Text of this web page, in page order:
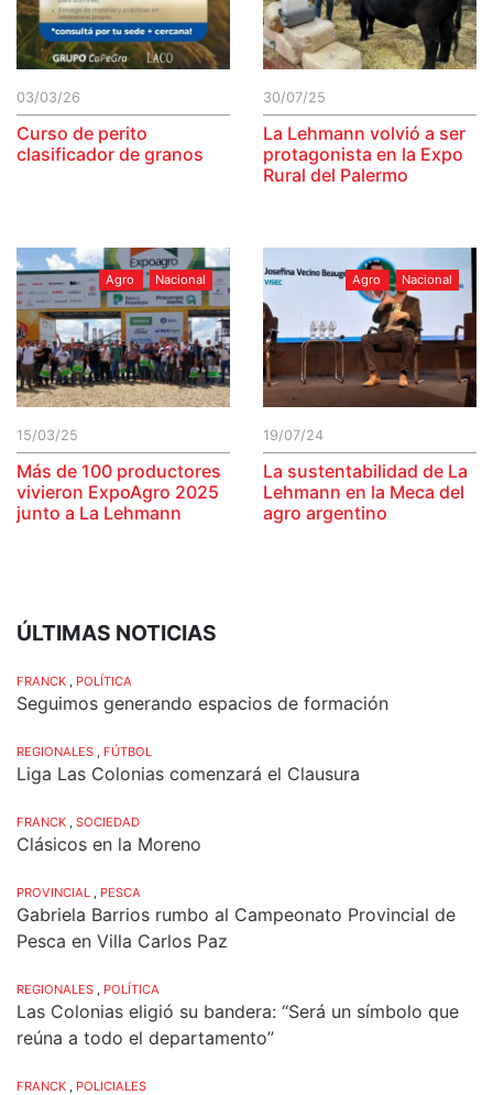
03/03/26
Curso de perito
clasificador de granos
30/07/25
La Lehmann volvió a ser
protagonista en la Expo
Rural del Palermo
Agro Nacional
15/03/25
Más de 100 productores
vivieron ExpoAgro 2025
junto a La Lehmann
Agro Nacional
19/07/24
La sustentabilidad de La
Lehmann en la Meca del
agro argentino
ÚLTIMAS NOTICIAS
FRANCK , POLÍTICA
Seguimos generando espacios de formación
REGIONALES , FÚTBOL
Liga Las Colonias comenzará el Clausura
FRANCK , SOCIEDAD
Clásicos en la Moreno
PROVINCIAL , PESCA
Gabriela Barrios rumbo al Campeonato Provincial de
Pesca en Villa Carlos Paz
REGIONALES , POLÍTICA
Las Colonias eligió su bandera: “Será un símbolo que
reúna a todo el departamento”
FRANCK , POLICIALES